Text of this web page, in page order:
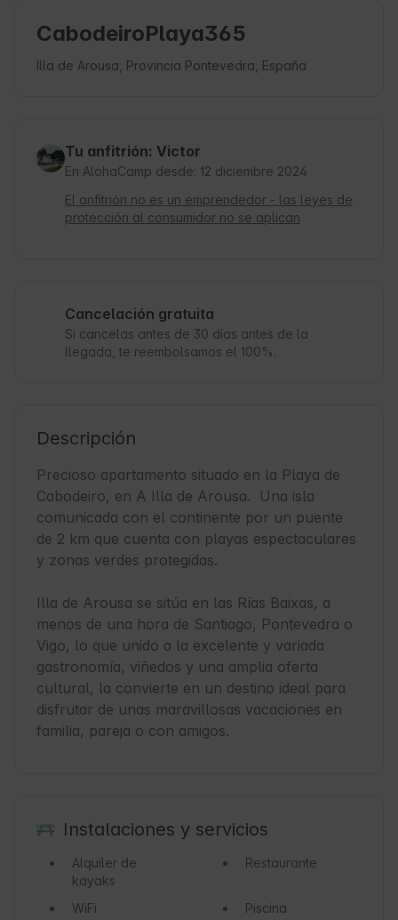
CabodeiroPlaya365
Illa de Arousa, Provincia Pontevedra, España
Tu anfitrión: Victor
En AlohaCamp desde: 12 diciembre 2024
El anfitrión no es un emprendedor - las leyes de
protección al consumidor no se aplican
Cancelación gratuita
Si cancelas antes de 30 días antes de la
llegada, te reembolsamos el 100%.
Descripción
Precioso apartamento situado en la Playa de
Cabodeiro, en A Illa de Arousa.  Una isla
comunicada con el continente por un puente
de 2 km que cuenta con playas espectaculares
y zonas verdes protegidas.
Illa de Arousa se sitúa en las Rías Baixas, a
menos de una hora de Santiago, Pontevedra o
Vigo, lo que unido a la excelente y variada
gastronomía, viñedos y una amplia oferta
cultural, la convierte en un destino ideal para
disfrutar de unas maravillosas vacaciones en
familia, pareja o con amigos.
Instalaciones y servicios
Alquiler de
kayaks
Restaurante
WiFi
Piscina